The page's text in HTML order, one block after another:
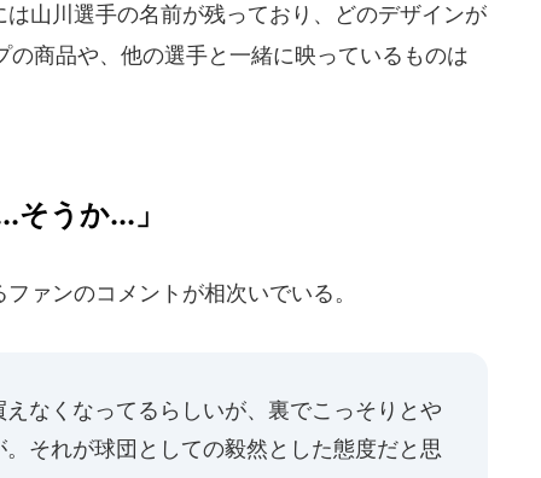
山川選手の名前が残っており、どのデザインが
商品や、他の選手と一緒に映っているものは
うか...」
ァンのコメントが相次いでいる。
なくなってるらしいが、裏でこっそりとや
それが球団としての毅然とした態度だと思